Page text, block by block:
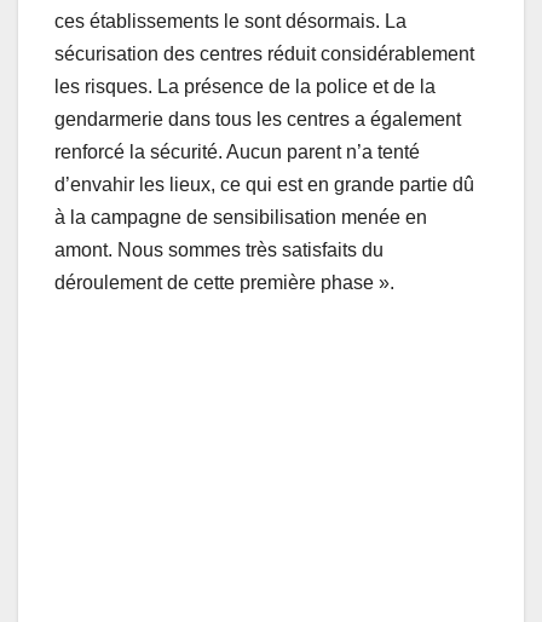
ces établissements le sont désormais. La
sécurisation des centres réduit considérablement
les risques. La présence de la police et de la
gendarmerie dans tous les centres a également
renforcé la sécurité. Aucun parent n’a tenté
d’envahir les lieux, ce qui est en grande partie dû
à la campagne de sensibilisation menée en
amont. Nous sommes très satisfaits du
déroulement de cette première phase ».